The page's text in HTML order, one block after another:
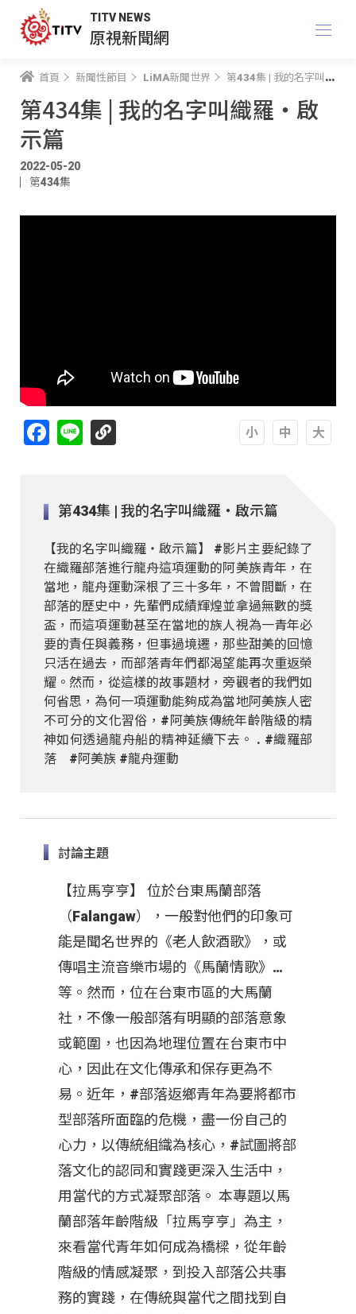
TITV NEWS
原視新聞網
首頁 新聞性節目 LiMA新聞世界 第434集 | 我的名字叫織羅‧啟示篇
第434集 | 我的名字叫織羅‧啟
示篇
2022-05-20
第434集
Facebook
Line
第434集 | 我的名字叫織羅‧啟示篇
【我的名字叫織羅‧啟示篇】 #影片主要紀錄了
在織羅部落進行龍舟這項運動的阿美族青年，在
當地，龍舟運動深根了三十多年，不曾間斷，在
部落的歷史中，先輩們成績輝煌並拿過無數的獎
盃，而這項運動甚至在當地的族人視為一青年必
要的責任與義務，但事過境遷，那些甜美的回憶
只活在過去，而部落青年們都渴望能再次重返榮
耀。然而，從這樣的故事題材，旁觀者的我們如
何省思，為何一項運動能夠成為當地阿美族人密
不可分的文化習俗，#阿美族傳統年齡階級的精
神如何透過龍舟船的精神延續下去。 . #織羅部
落 #阿美族 #龍舟運動
討論主題
【拉馬亨亨】 位於台東馬蘭部落
（Falangaw），一般對他們的印象可
能是聞名世界的《老人飲酒歌》，或
傳唱主流音樂市場的《馬蘭情歌》…
等。然而，位在台東市區的大馬蘭
社，不像一般部落有明顯的部落意象
或範圍，也因為地理位置在台東市中
心，因此在文化傳承和保存更為不
易。近年，#部落返鄉青年為要將都市
型部落所面臨的危機，盡一份自己的
心力，以傳統組織為核心，#試圖將部
落文化的認同和實踐更深入生活中，
用當代的方式凝聚部落。 本專題以馬
蘭部落年齡階級「拉馬亨亨」為主，
來看當代青年如何成為橋樑，從年齡
階級的情感凝聚，到投入部落公共事
務的實踐，在傳統與當代之間找到自